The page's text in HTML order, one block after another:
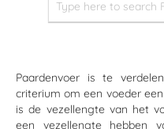
Paardenvoer is te
criterium om een voeder
is de vezellengte van het
een vezellengte hebben